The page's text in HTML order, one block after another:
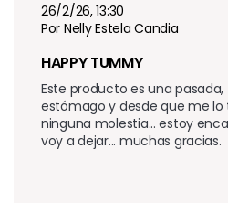
26/2/26, 13:30
Por Nelly Estela Candia
HAPPY TUMMY
Este producto es una
estómago y desde que me
ninguna molestia... estoy
voy a dejar... muchas gracias.